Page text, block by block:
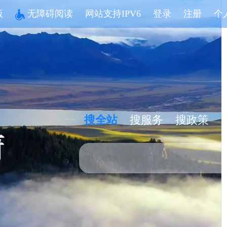
无障碍阅读 网站支持IPV6 登录 注册 个
搜全站 搜服务 搜政策